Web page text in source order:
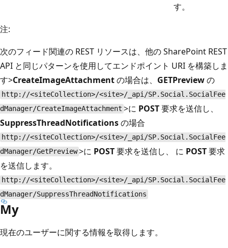
す。
注:
次のフィード関連の REST リソースは、他の SharePoint REST
API と同じパターンを使用してエンドポイント URI を構築しま
す>CreateImageAttachmentの場合は、 GETPreviewの
http://<siteCollection>/<site>/_api/SP.Social.SocialFee
dManager/CreateImageAttachment >に POST要求を送信し、
SuppressThreadNotificationsの場合
http://<siteCollection>/<site>/_api/SP.Social.SocialFee
dManager/GetPreview>に POST要求を送信し、 に POST要求
を送信します。
http://<siteCollection>/<site>/_api/SP.Social.SocialFee
dManager/SuppressThreadNotifications
My
現在のユーザーに関する情報を取得します。